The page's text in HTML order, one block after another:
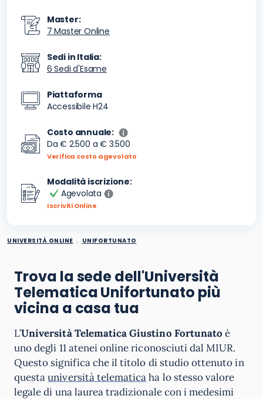
Master:
7 Master Online
Sedi in Italia:
6 Sedi d'Esame
Piattaforma
Accessibile H24
Costo annuale:
Da€ 2.500 a€ 3.500
Verifica costo agevolato
Modalità iscrizione:
Agevolata
Iscriviti Online
UNIVERSITÀ ONLINE UNIFORTUNATO
Trova la sede dell'Università
Telematica Unifortunato più
vicina a casa tua
L’Università Telematica Giustino Fortunato è
uno degli 11 atenei online riconosciuti dal MIUR.
Questo significa che il titolo di studio ottenuto in
questauniversità telematicaha lo stesso valore
legale di una laurea tradizionale con i medesimi